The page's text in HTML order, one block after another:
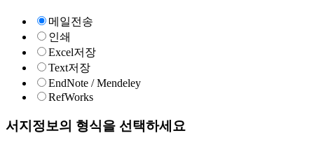
메일전송
인쇄
Excel저장
Text저장
EndNote / Mendeley
RefWorks
서지정보의 형식을 선택하세요